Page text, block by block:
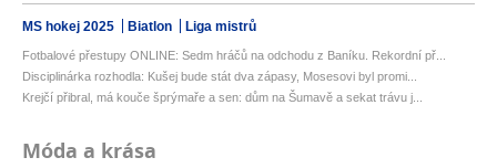
MS hokej 2025 Biatlon Liga mistrů
Fotbalové přestupy ONLINE: Sedm hráčů na odchodu z Baníku. Rekordní př...
Disciplinárka rozhodla: Kušej bude stát dva zápasy, Mosesovi byl promi...
Krejčí přibral, má kouče šprýmaře a sen: dům na Šumavě a sekat trávu j...
Móda a krása